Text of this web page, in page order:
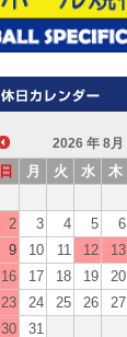
2026 年 8月
日 月 火 水 木
2
3 4 5 6
9
10 11 12 13
16
17 18 19 20
23
24 25 26 27
30
31